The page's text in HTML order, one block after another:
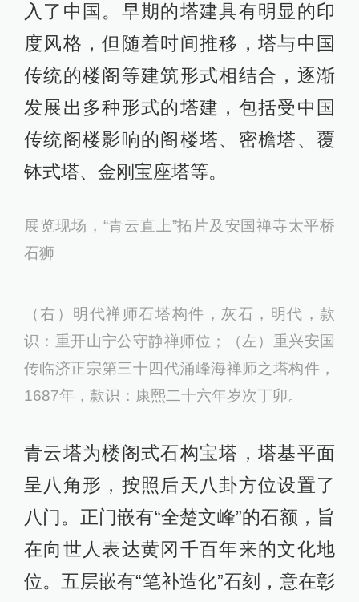
入了中国。早期的塔建具有明显的印
度风格，但随着时间推移，塔与中国
传统的楼阁等建筑形式相结合，逐渐
发展出多种形式的塔建，包括受中国
传统阁楼影响的阁楼塔、密檐塔、覆
钵式塔、金刚宝座塔等。
展览现场，“青云直上”拓片及安国禅寺太平桥
石狮
（右）明代禅师石塔构件，灰石，明代，款
识：重开山宁公守静禅师位；（左）重兴安国
传临济正宗第三十四代涌峰海禅师之塔构件，
1687年，款识：康熙二十六年岁次丁卯。
青云塔为楼阁式石构宝塔，塔基平面
呈八角形，按照后天八卦方位设置了
八门。正门嵌有“全楚文峰”的石额，旨
在向世人表达黄冈千百年来的文化地
位。五层嵌有“笔补造化”石刻，意在彰